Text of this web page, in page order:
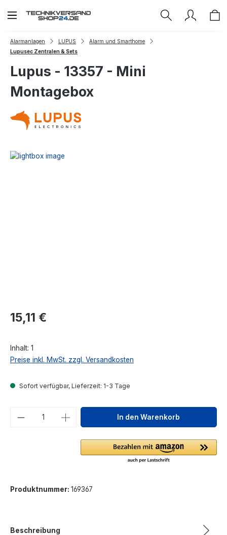
Zum Hauptinhalt springen
Alarmanlagen LUPUS
Alarm und Smarthome
Lupusec Zentralen & Sets
Lupus - 13357 - Mini
Montagebox
Regulärer Preis:
15,11 €
Inhalt: 1
Preise inkl. MwSt. zzgl. Versandkosten
Sofort verfügbar, Lieferzeit: 1-3 Tage
Produkt Anzahl: Gib denIn den Warenkorb
Produktnummer: 169367
Beschreibung